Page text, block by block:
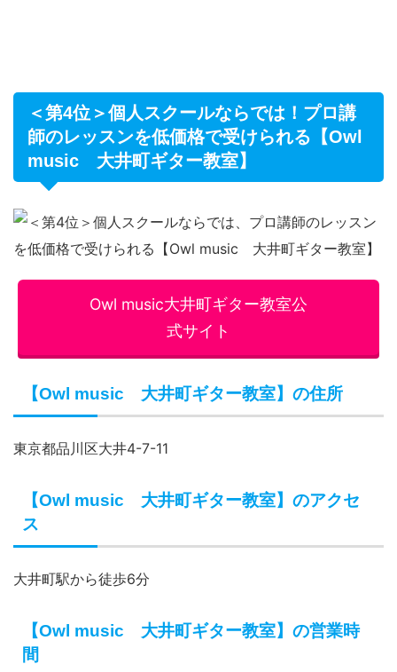
＜第4位＞個人スクールならでは！プロ講
師のレッスンを低価格で受けられる【Owl
music 大井町ギター教室】
Owl music大井町ギター教室公
式サイト
【Owl music 大井町ギター教室】の住所
東京都品川区大井4-7-11
【Owl music 大井町ギター教室】のアクセ
ス
大井町駅から徒歩6分
【Owl music 大井町ギター教室】の営業時
間